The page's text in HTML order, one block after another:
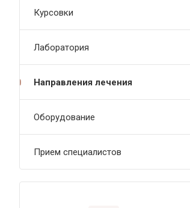
Курсовки
Лаборатория
Направления лечения
Оборудование
Прием специалистов